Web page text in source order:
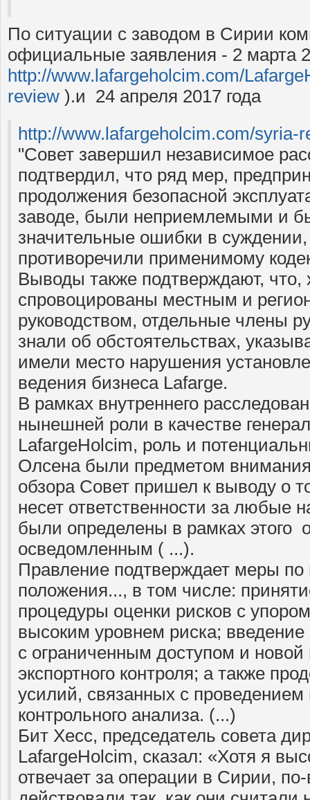
По ситуации с заводом в Сирии
официальные заявления - 2 марта
http://www.lafargeholcim.com/
review ).и 24 апреля 2017 года
http://www.lafargeholcim.com/syria-
"Совет завершил независимое
подтвердил, что ряд мер,
продолжения безопасной
заводе, были неприемлемыми и
значительные ошибки в
противоречили применимому
Выводы также подтверждают,
спровоцированы местным и
руководством, отдельные члены
знали об обстоятельствах,
имели место нарушения
ведения бизнеса Lafarge.
В рамках внутреннего
нынешней роли в качестве
LafargeHolcim, роль и
Олсена были предметом
обзора Совет пришел к выводу о
несет ответственности за любые
были определены в рамках этого
осведомленным ( ...).
Правление подтверждает меры
положения..., в том числе:
процедуры оценки рисков с
высоким уровнем риска;
с ограниченным доступом и
экспортного контроля; а также
усилий, связанных с проведением
контрольного анализа. (...)
Бит Хесс, председатель совета
LafargeHolcim, сказал: «Хотя я
отвечает за операции в Сирии,